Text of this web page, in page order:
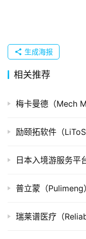
布
并
重
司
市
创
投
登录
生成海报
相关推荐
梅卡曼德（Mech
励颐拓软件（
日本入境游服务平
普立蒙（Pulimeng
瑞莱谱医疗（